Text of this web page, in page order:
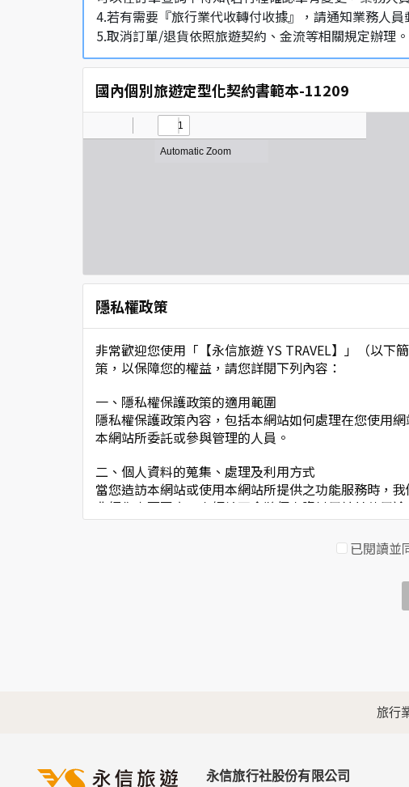
4.若有需要『旅行業代收轉付收據』，請通知業務人員
5.取消訂單/退貨依照旅遊契約、金流等相關規定辦理。
國內個別旅遊定型化契約書範本-11209
隱私權政策
非常歡迎您使用「【永信旅遊 YS TRAVEL】」（以
策，以保障您的權益，請您詳閱下列內容：
一、隱私權保護政策的適用範圍
隱私權保護政策內容，包括本網站如何處理在您使用
本網站所委託或參與管理的人員。
二、個人資料的蒐集、處理及利用方式
當您造訪本網站或使用本網站所提供之功能服務時，
非經您書面同意，本網站不會將個人資料用於其他用途。
本網站在您使用服務信箱、問卷調查等互動性功能時
於一般瀏覽時，伺服器會自行記錄相關行徑，包括您
考依據，此記錄為內部應用，決不對外公佈。
為提供精確的服務，我們會將收集的問卷調查內容進
已閱讀並
旅行
永信旅行社股份有限公司